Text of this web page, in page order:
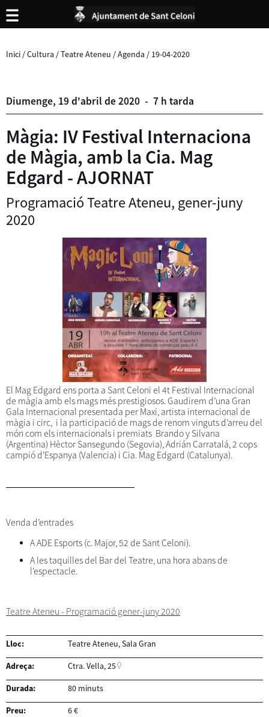
Inici /Cultura /Teatre Ateneu /Agenda / 19-04-2020
Diumenge, 19d'abrilde2020 - 7 h tarda
Màgia: IV Festival Internaciona
de Màgia, amb la Cia. Mag
Edgard - AJORNAT
Programació Teatre Ateneu, gener-juny
2020
El Mag Edgard ens porta a Sant Celoni el 4t Festival Internacional
de màgia amb els mags més prestigiosos. Gaudirem d’una Gran
Gala Internacional presentada per Maxi, artista internacional de
màgia i circ, i la participació de mags de renom vinguts d’arreu del
món com els internacionals i premiats Brando y Silvana
(Argentina) Hèctor Sansegundo (Segovia), Adrián Carratalá, 2 cops
campió d'Espanya (Valencia) i Cia. Mag Edgard (Catalunya).
Venda d’entrades
A ADE Esports (c. Major, 52 de Sant Celoni).
A les taquilles del Bar del Teatre, una hora abans de
l'espectacle.
Teatre Ateneu - Programació gener-juny 2020
Lloc: Teatre Ateneu, Sala Gran
Adreça: Ctra. Vella, 25
Durada: 80 minuts
Preu: 6 €